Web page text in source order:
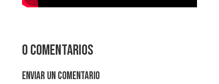
0 comentarios
Enviar un comentario